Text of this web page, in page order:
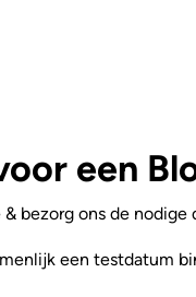
een
bezorg ons de
een testdatum